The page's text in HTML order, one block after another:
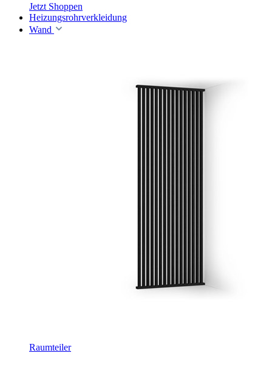
Jetzt Shoppen
Heizungsrohrverkleidung
Wand
Raumteiler